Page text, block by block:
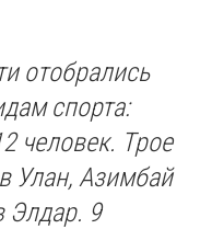
отобрались
спорта:
человек. Трое
Улан, Азимбай
Элдар. 9